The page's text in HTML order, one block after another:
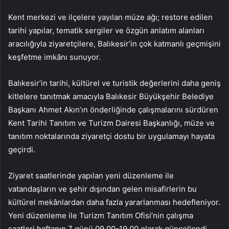
Kent merkezi ve ilçelere yayılan müze ağı; restore edilen
tarihi yapılar, tematik sergiler ve özgün anlatım alanları
aracılığıyla ziyaretçilere, Balıkesir’in çok katmanlı geçmişini
keşfetme imkânı sunuyor.
Balıkesir’in tarihi, kültürel ve turistik değerlerini daha geniş
kitlelere tanıtmak amacıyla Balıkesir Büyükşehir Belediye
Başkanı Ahmet Akın’ın önderliğinde çalışmalarını sürdüren
Kent Tarihi Tanıtım ve Turizm Dairesi Başkanlığı, müze ve
tanıtım noktalarında ziyaretçi dostu bir uygulamayı hayata
geçirdi.
Ziyaret saatlerinde yapılan yeni düzenleme ile
vatandaşların ve şehir dışından gelen misafirlerin bu
kültürel mekânlardan daha fazla yararlanması hedefleniyor.
Yeni düzenleme ile Turizm Tanıtım Ofisi’nin çalışma